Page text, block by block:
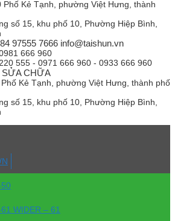
Kẻ Tạnh, phường Việt Hưng, thành
số 15, khu phố 10, Phường Hiệp Bình,
97555 7666 info@taishun.vn
666 960
555 - 0971 666 960 - 0933 666 960
CHỮA
Kẻ Tạnh, phường Việt Hưng, thành phố
số 15, khu phố 10, Phường Hiệp Bình,
50
WIDER – 61